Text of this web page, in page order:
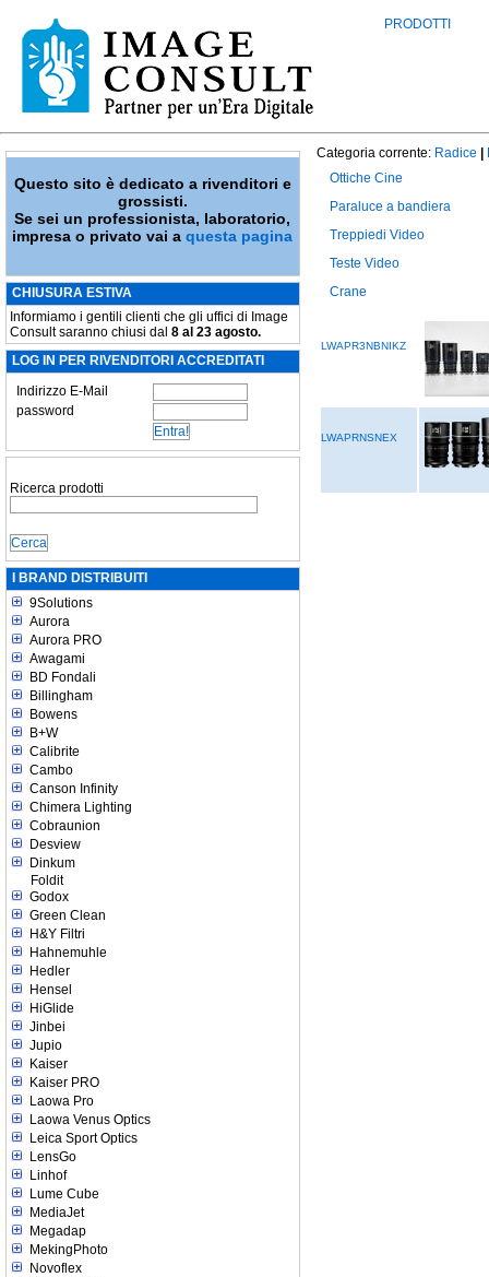
PRODOTTI
Questo sito è dedicato a rivenditori e
grossisti.
Se sei un professionista, laboratorio,
impresa o privato vai aquesta pagina
CHIUSURA ESTIVA
Informiamo i gentili clienti che gli uffici di Image
Consult saranno chiusi dal 8 al 23 agosto.
LOG IN PER RIVENDITORI ACCREDITATI
Indirizzo E-Mail
password
Ricerca prodotti
I BRAND DISTRIBUITI
9Solutions
Aurora
Aurora PRO
Awagami
BD Fondali
Billingham
Bowens
B+W
Calibrite
Cambo
Canson Infinity
Chimera Lighting
Cobraunion
Desview
Dinkum
Foldit
Godox
Green Clean
H&Y Filtri
Hahnemuhle
Hedler
Hensel
HiGlide
Jinbei
Jupio
Kaiser
Kaiser PRO
Laowa Pro
Laowa Venus Optics
Leica Sport Optics
LensGo
Linhof
Lume Cube
MediaJet
Megadap
MekingPhoto
Novoflex
Categoria corrente: Radice
Ottiche Cine
Paraluce a bandiera
Treppiedi Video
Teste Video
Crane
LWAPR3NBNIKZ
LWAPRNSNEX